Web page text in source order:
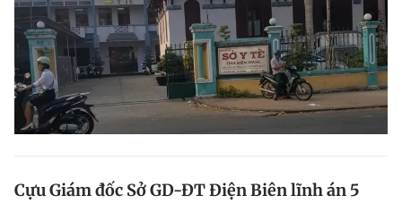
Cựu Giám đốc Sở GD-ĐT Điện Biên lĩnh án 5